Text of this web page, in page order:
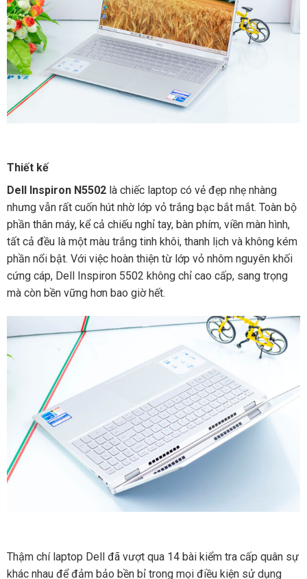
Thiết kế
Dell Inspiron N5502là chiếc laptop có vẻ đẹp nhẹ nhàng
nhưng vẫn rất cuốn hút nhờ lớp vỏ trắng bạc bắt mắt. Toàn bộ
phần thân máy, kể cả chiếu nghỉ tay, bàn phím, viền màn hình,
tất cả đều là một màu trắng tinh khôi, thanh lịch và không kém
phần nổi bật. Với việc hoàn thiện từ lớp vỏ nhôm nguyên khối
cứng cáp, Dell Inspiron 5502 không chỉ cao cấp, sang trọng
mà còn bền vững hơn bao giờ hết.
Thậm chí laptop Dell đã vượt qua 14 bài kiểm tra cấp quân sự
khác nhau để đảm bảo bền bỉ trong mọi điều kiện sử dụng